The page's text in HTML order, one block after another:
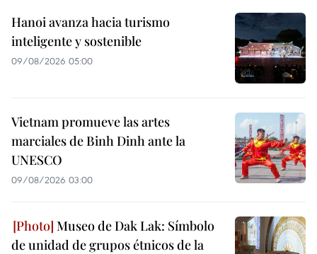
Hanoi avanza hacia turismo
inteligente y sostenible
09/08/2026 05:00
Vietnam promueve las artes
marciales de Binh Dinh ante la
UNESCO
09/08/2026 03:00
Museo de Dak Lak: Símbolo
de unidad de grupos étnicos de la